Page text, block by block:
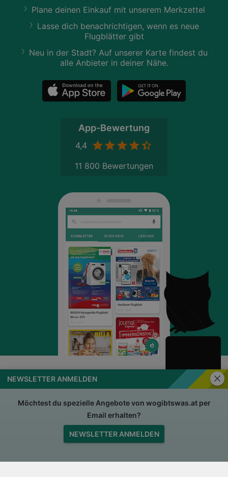
NEWSLETTER ANMELDEN
Möchtest du spezielle Angebote von wogibtswas.at per
Email erhalten?
NEWSLETTER ANMELDEN
Plane deinen Einkauf mit unserem Merkzettel
Lasse dich benachrichtigen, wenn es neue
Flugblätter gibt
Neu in der Stadt? Auf unserer Karte findest du
alle Anbieter in deiner Nähe.
App-Bewertung
4,4
11 800 Bewertungen
wogibtswas.at Impressum
Nutzungsbedingungen AGB
Datenschutzerklärung
Jobs